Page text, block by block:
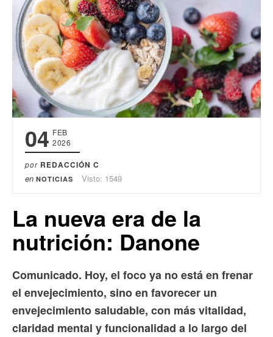
04 FEB
2026
por REDACCIÓN C
en NOTICIAS Visto: 1549
La nueva era de la
nutrición: Danone
Comunicado. Hoy, el foco ya no está en frenar
el envejecimiento, sino en favorecer un
envejecimiento saludable, con más vitalidad,
claridad mental y funcionalidad a lo largo del